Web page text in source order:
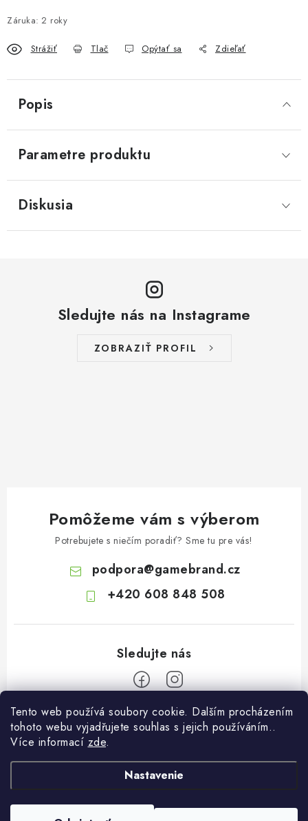
Tento web používá soubory cookie. Dalším procházením
tohoto webu vyjadřujete souhlas s jejich používáním..
Více informací zde.
Nastavenie
Záruka: 2 roky
Tlač Opýtať sa
Strážiť Zdieľať
Popis
Parametre produktu
Diskusia
Sledujte nás na Instagrame
ZOBRAZIŤ PROFIL
Pomôžeme vám s výberom
Potrebujete s niečím poradiť? Sme tu pre vás!
podpora@gamebrand.cz
+420 608 848 508
Pomoc a informace
Doprava a platba
O Gamebrandu